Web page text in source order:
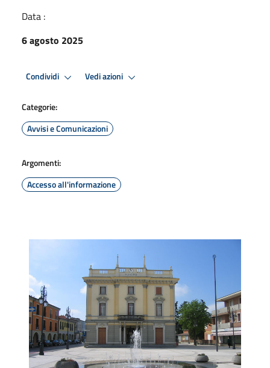
Data :
6 agosto 2025
Condividi Vedi azioni
Categorie:
Avvisi e Comunicazioni
Argomenti:
Accesso all'informazione